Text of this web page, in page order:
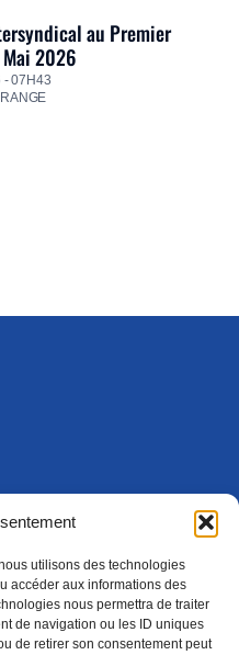
utilisons des technologies
accéder aux informations des
nous permettra de traiter
de navigation ou les ID uniques
de retirer son consentement peut
au Premier
2026
- 07H43
Cedex 15